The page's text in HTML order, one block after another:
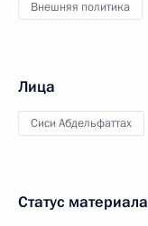
Внешняя политика
Лица
Сиси Абдельфаттах
Статус материала